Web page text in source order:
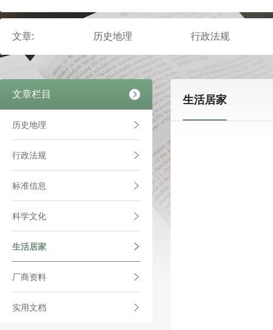
文章: 历史地理 行政法规
文章栏目
历史地理
行政法规
标准信息
科学文化
生活居家
厂商资料
实用文档
生活居家